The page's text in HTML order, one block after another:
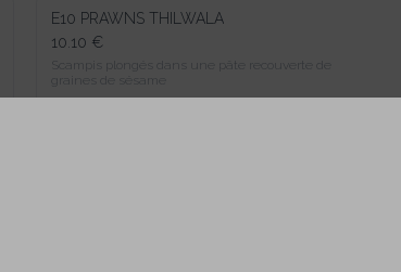
E10 PRAWNS THILWALA
10.10 €
Scampis plongés dans une pâte recouverte de graines de
sésame